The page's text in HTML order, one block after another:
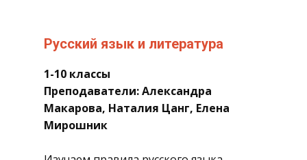
​Русский язык и литература
1-10 классы
Преподаватели: Александра
Макарова, Наталия Цанг, Елена
Мирошник